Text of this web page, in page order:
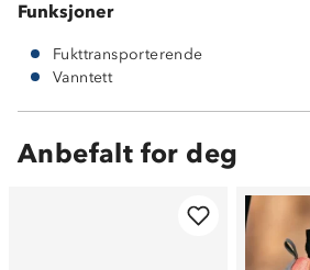
Funksjoner
Fukttransporterende
Vanntett
Anbefalt for deg